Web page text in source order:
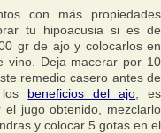
con más propiedades
tu hipoacusia si es de
gr de ajo y colocarlos en
vino. Deja macerar por 10
remedio casero antes de
beneficios del ajo , es
jugo obtenido, mezclarlo
y colocar 5 gotas en el